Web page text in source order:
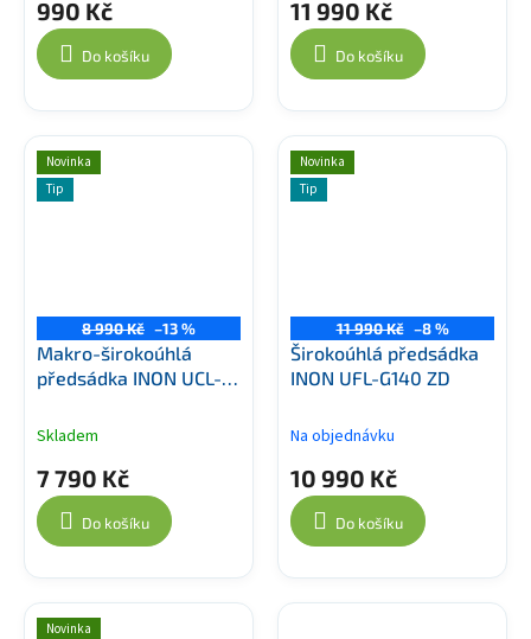
990 Kč
Do košíku
11 990 Kč
Do košíku
Novinka
Tip
8 990 Kč –13 %
Makro-širokoúhlá
předsádka INON UCL-
Skladem
7 790 Kč
Do košíku
Novinka
Tip
11 990 Kč –8 %
Širokoúhlá předsádka
INON UFL-G140 ZD
Na objednávku
10 990 Kč
Do košíku
Novinka